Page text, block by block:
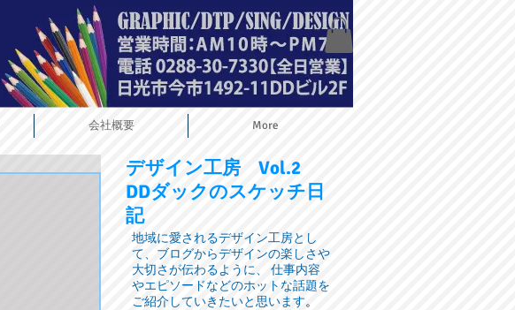
デザイン工房 Vol.2
DDダックのスケッチ日
記
地域に愛されるデザイン工房とし
て、ブログからデザインの楽しさや
大切さが伝わるように、 仕事内容
やエピソードなどのホットな話題を
ご紹介していきたいと思います。
会社概要 More